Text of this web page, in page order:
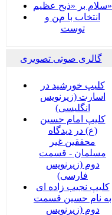
سلام بر «ذبح عظیم»
انتخاب با من و
توست
گالری صوتی تصویری
کلیپ خورشید در
اسارت (زیرنویس
انگلیسی)
کلیپ امام حسین
(ع) در دیدگاه
محققین غیر
مسلمان - قسمت
دوم (زیرنویس
فارسی)
کلیپ نجیب زاده ای
به نام حسین قسمت
دوم (زیرنویس